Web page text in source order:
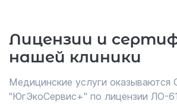
Лицензии и
нашей клиники
Медицинские услуги оказываются
"ЮгЭкоСервис+" по лицензии ЛО-